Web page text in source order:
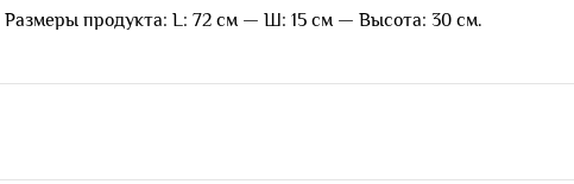
продукта: L: 72 см — Ш: 15 см — Высота: 30 см.